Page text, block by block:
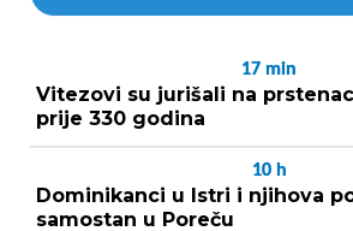
17 min
Vitezovi su jurišali na
prije 330 godina
10 h
Dominikanci u Istri i njihova
samostan u Poreču